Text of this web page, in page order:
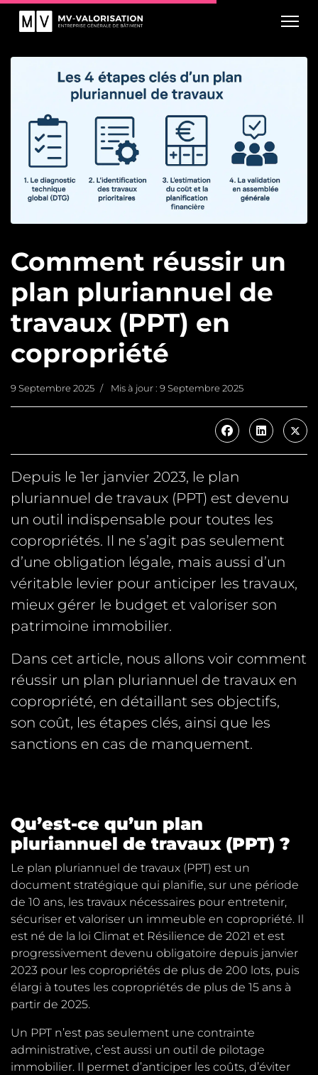
Comment réussir un
plan pluriannuel de
travaux (PPT) en
copropriété
9 Septembre 2025 Mis à jour : 9 Septembre 2025
Depuis le 1er janvier 2023, le plan
pluriannuel de travaux (PPT) est devenu
un outil indispensable pour toutes les
copropriétés. Il ne s’agit pas seulement
d’une obligation légale, mais aussi d’un
véritable levier pour anticiper les travaux,
mieux gérer le budget et valoriser son
patrimoine immobilier.
Dans cet article, nous allons voir comment
réussir un plan pluriannuel de travaux en
copropriété, en détaillant ses objectifs,
son coût, les étapes clés, ainsi que les
sanctions en cas de manquement.
Qu’est-ce qu’un plan
pluriannuel de travaux (PPT) ?
Le plan pluriannuel de travaux (PPT) est un
document stratégique qui planifie, sur une période
de 10 ans, les travaux nécessaires pour entretenir,
sécuriser et valoriser un immeuble en copropriété. Il
est né de la loi Climat et Résilience de 2021 et est
progressivement devenu obligatoire depuis janvier
2023 pour les copropriétés de plus de 200 lots, puis
élargi à toutes les copropriétés de plus de 15 ans à
partir de 2025.
Un PPT n’est pas seulement une contrainte
administrative, c’est aussi un outil de pilotage
immobilier. Il permet d’anticiper les coûts, d’éviter